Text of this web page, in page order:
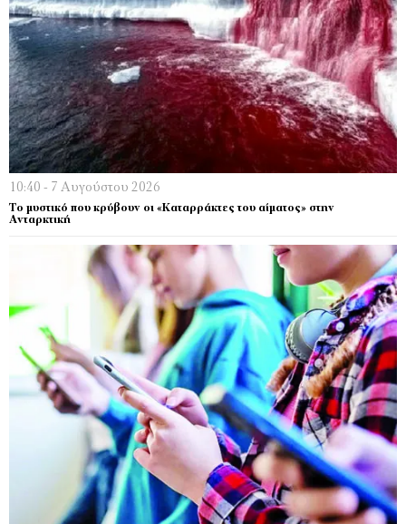
10:40 - 7 Αυγούστου 2026
Το μυστικό που κρύβουν οι «Καταρράκτες του αίματος» στην
Ανταρκτική